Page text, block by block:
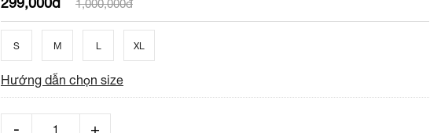
1,000,000đ
S M L XL
Hướng dẫn chọn size